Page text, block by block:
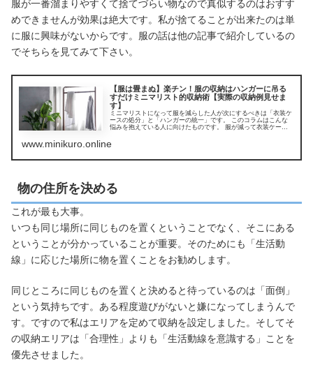
服が一番溜まりやすくて捨てづらい物なので真似するのはおすす
めできませんが効果は絶大です。私が捨てることが出来たのは単
に服に興味がないからです。服の話は他の記事で紹介しているの
でそちらを見てみて下さい。
【服は畳まぬ】楽チン！服の収納はハンガーに吊る
すだけミニマリスト的収納術【実際の収納例見せま
す】
ミニマリストになって服を減らした人が次にするべきは「衣装ケ
ースの処分」と「ハンガーの統一」です。 このコラムはこんな
悩みを抱えている人に向けたものです。 服が減って衣装ケース
の収納が
www.minikuro.online
物の住所を決める
これが最も大事。
いつも同じ場所に同じものを置くということでなく、そこにある
ということが分かっていることが重要。そのためにも「生活動
線」に応じた場所に物を置くことをお勧めします。
同じところに同じものを置くと決めると待っているのは「面倒」
という気持ちです。ある程度遊びがないと嫌になってしまうんで
す。ですので私はエリアを定めて収納を設定しました。そしてそ
の収納エリアは「合理性」よりも「生活動線を意識する」ことを
優先させました。